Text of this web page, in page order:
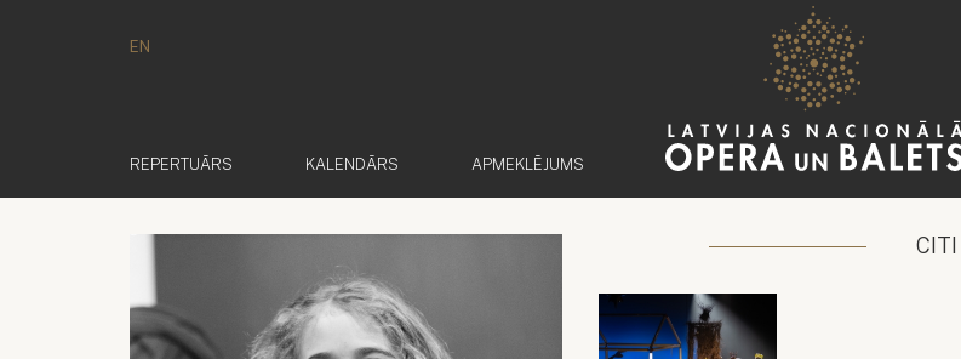
EN
REPERTUĀRS KALENDĀRS APMEKLĒJUMS
CITI